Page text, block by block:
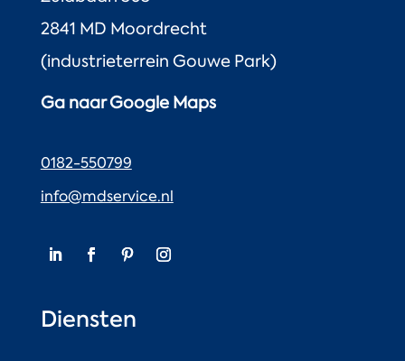
2841 MD Moordrecht
(industrieterrein Gouwe Park)
Ga naar Google Maps
0182-550799
info@mdservice.nl
Diensten